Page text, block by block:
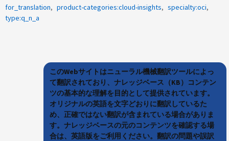
for_translation
product-categories:cloud-insights
specialty:oci
type:q_n_a
このWebサイトはニューラル機械翻訳ツールによっ
て翻訳されており、ナレッジベース（KB）コンテン
ツの基本的な理解を目的として提供されています。
オリジナルの英語を文字どおりに翻訳しているた
め、正確ではない翻訳が含まれている場合がありま
す。ナレッジベースの元のコンテンツを確認する場
合は、英語版をご利用ください。翻訳の問題や誤訳